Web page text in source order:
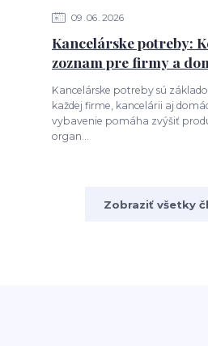
09 06 2026
Kancelárske potreby:
zoznam pre firmy a
Kancelárske potreby sú
každej firme, kancelárii aj
vybavenie pomáha zvýšiť
organ...
Zobraziť všetky